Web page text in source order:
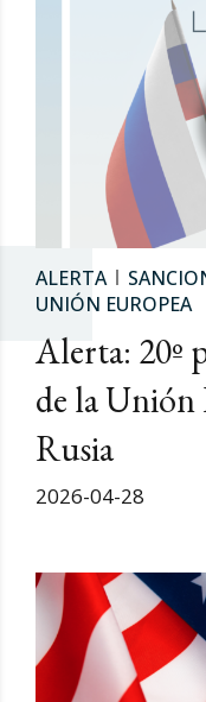
ALERTA
UNIÓN EUROPEA
Alerta: 20º
de la
Rusia
2026-04-28